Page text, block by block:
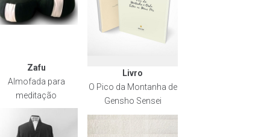
Zafu
Almofada para
meditação
Livro
O Pico da Montanha de
Gensho Sensei